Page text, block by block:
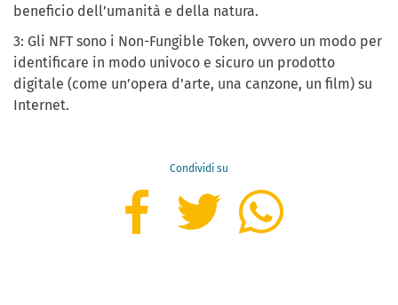
beneficio dell’umanità e della natura.
3: Gli NFT sono i Non-Fungible Token, ovvero un modo per
identificare in modo univoco e sicuro un prodotto
digitale (come un’opera d’arte, una canzone, un film) su
Internet.
Condividi su